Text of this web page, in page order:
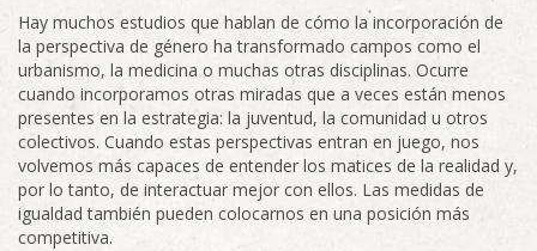
Hay muchos estudios que hablan de cómo la incorporación de
la perspectiva de género ha transformado campos como el
urbanismo, la medicina o muchas otras disciplinas. Ocurre
cuando incorporamos otras miradas que a veces están menos
presentes en la estrategia: la juventud, la comunidad u otros
colectivos. Cuando estas perspectivas entran en juego, nos
volvemos más capaces de entender los matices de la realidad y,
por lo tanto, de interactuar mejor con ellos. Las medidas de
igualdad también pueden colocarnos en una posición más
competitiva.